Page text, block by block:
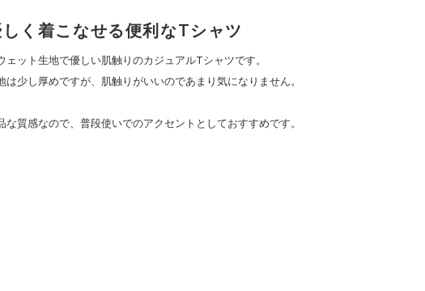
く着こなせる便利なTシャツ
ェット生地で優しい肌触りのカジュアルTシャツです。
は少し厚めですが、肌触りがいいのであまり気になりません。
な質感なので、普段使いでのアクセントとしておすすめです。